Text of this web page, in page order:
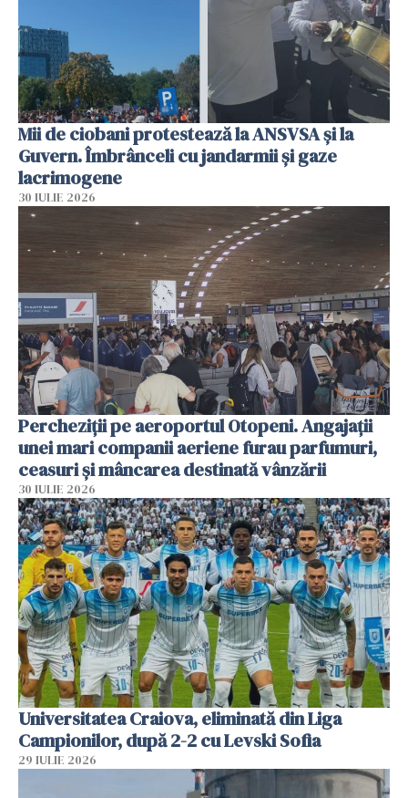
Mii de ciobani protestează la ANSVSA și la
Guvern. Îmbrânceli cu jandarmii și gaze
lacrimogene
30 IULIE 2026
Percheziții pe aeroportul Otopeni. Angajații
unei mari companii aeriene furau parfumuri,
ceasuri și mâncarea destinată vânzării
30 IULIE 2026
Universitatea Craiova, eliminată din Liga
Campionilor, după 2-2 cu Levski Sofia
29 IULIE 2026